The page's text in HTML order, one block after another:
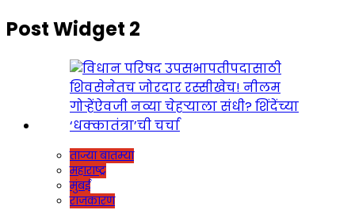
Post Widget 2
ताज्या बातम्या
महाराष्ट्र
मुंबई
राजकारण